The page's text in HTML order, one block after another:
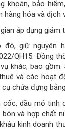
khoán, bảo
hàng hóa và dịch
áp dụng giảm
đó, giữ nguyên
QH15. Đồng
khác, bao
và các hoạt
cụ chứa đựng
cốc, dầu mỏ tinh
bón và hợp chất
kinh doanh